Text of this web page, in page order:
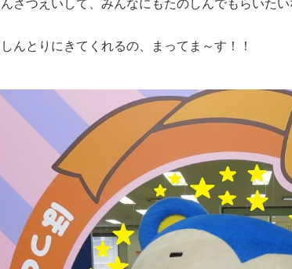
さつえいして、みんなにもたのしんでもらいたい
んとりにきてくれるの、まってま～す！！